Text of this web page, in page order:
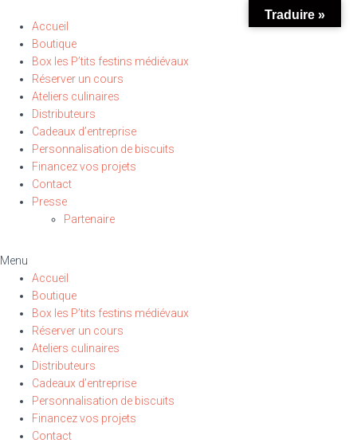
Accueil
Boutique
Box les P’tits festins médiévaux
Réserver un cours
Ateliers culinaires
Distributeurs
Cadeaux d’entreprise
Personnalisation de biscuits
Financez vos projets
Contact
Presse
Partenaire
Menu
Accueil
Boutique
Box les P’tits festins médiévaux
Réserver un cours
Ateliers culinaires
Distributeurs
Cadeaux d’entreprise
Personnalisation de biscuits
Financez vos projets
Contact
Traduire »